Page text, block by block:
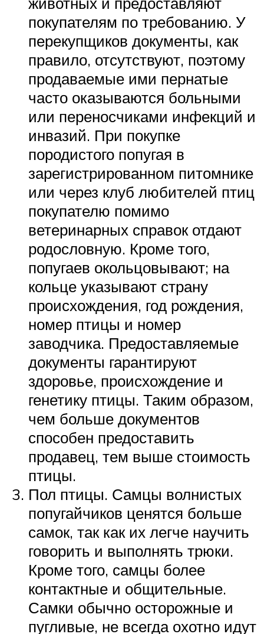
покупателям по требованию. У
перекупщиков документы, как
правило, отсутствуют, поэтому
продаваемые ими пернатые
часто оказываются больными
или переносчиками инфекций и
инвазий. При покупке
породистого попугая в
зарегистрированном питомнике
или через клуб любителей птиц
покупателю помимо
ветеринарных справок отдают
родословную. Кроме того,
попугаев окольцовывают; на
кольце указывают страну
происхождения, год рождения,
номер птицы и номер
заводчика. Предоставляемые
документы гарантируют
здоровье, происхождение и
генетику птицы. Таким образом,
чем больше документов
способен предоставить
продавец, тем выше стоимость
птицы.
Пол птицы. Самцы волнистых
попугайчиков ценятся больше
самок, так как их легче научить
говорить и выполнять трюки.
Кроме того, самцы более
контактные и общительные.
Самки обычно осторожные и
пугливые, не всегда охотно идут